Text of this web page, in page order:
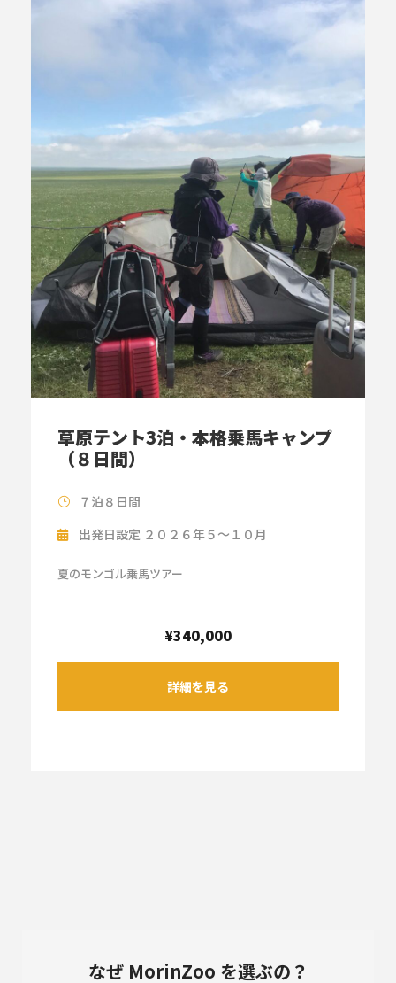
草原テント3泊・本格乗馬キャンプ
（８日間）
７泊８日間
出発日設定 ２０２６年５～１０月
夏のモンゴル乗馬ツアー
¥340,000
詳細を見る
なぜ MorinZoo を選ぶの？